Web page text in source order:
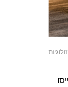
200 דולר שגוייסו